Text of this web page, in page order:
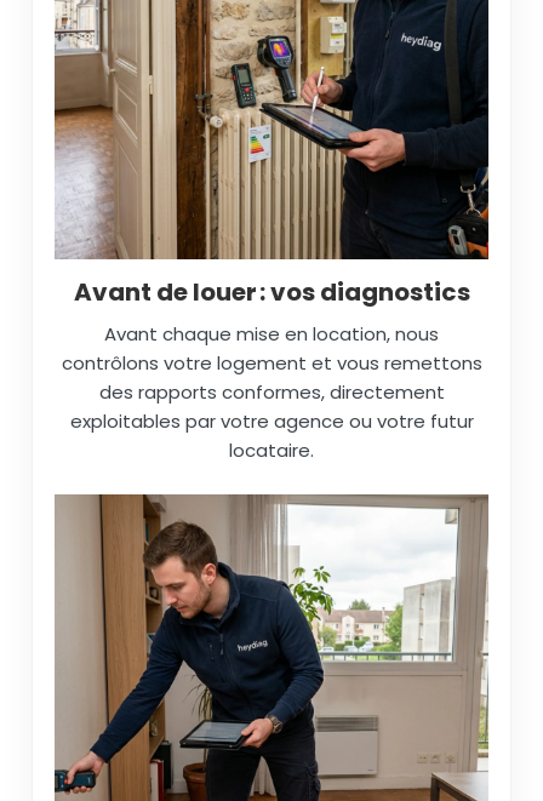
Avant de louer : vos diagnostics
Avant chaque mise en location, nous
contrôlons votre logement et vous remettons
des rapports conformes, directement
exploitables par votre agence ou votre futur
locataire.